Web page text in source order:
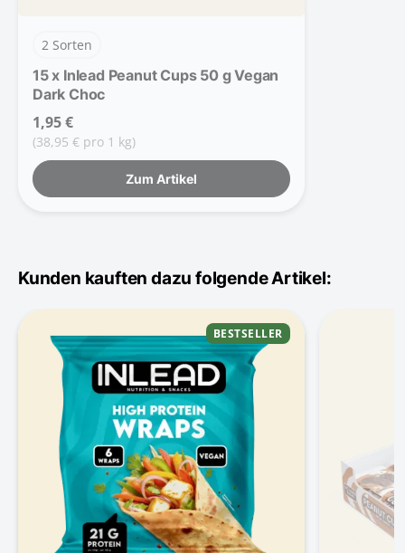
2 Sorten
15x Inlead Peanut Cups 50 g Vegan
Dark Choc
1,95 €
(38,95 € pro 1 kg)
Zum Artikel
Kunden kauften dazu folgende Artikel:
BESTSELLER